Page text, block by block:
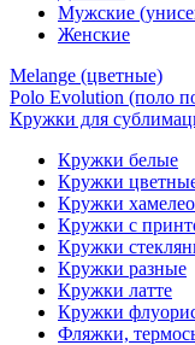
Мужские
Женские
Melange (цветные)
Polo Evolution (поло
Кружки для
Кружки белые
Кружки
Кружки
Кружки c
Кружки
Кружки разные
Кружки латте
Кружки
Фляжки,